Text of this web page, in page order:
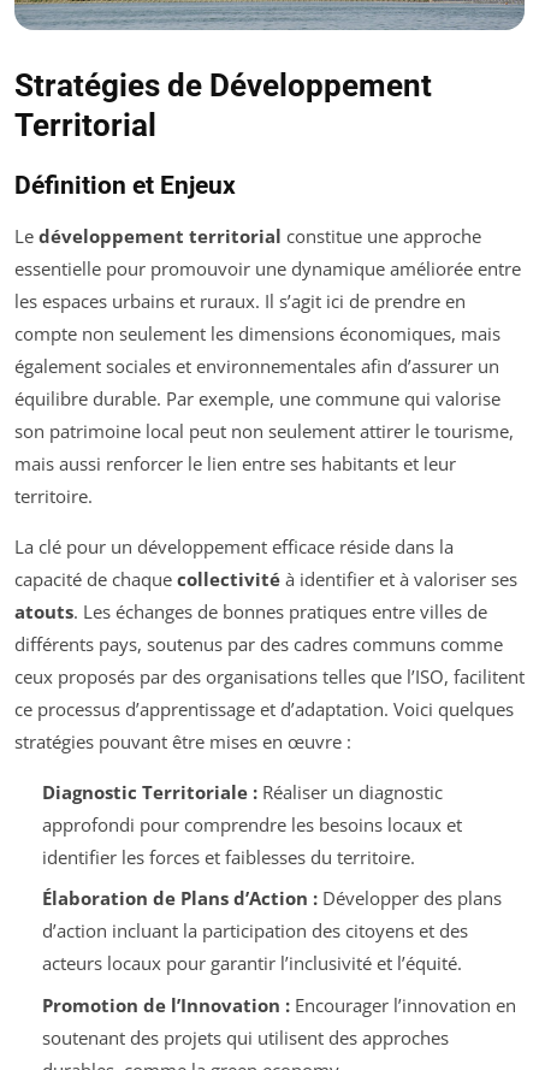
Stratégies de Développement
Territorial
Définition et Enjeux
Le développement territorial constitue une approche
essentielle pour promouvoir une dynamique améliorée entre
les espaces urbains et ruraux. Il s’agit ici de prendre en
compte non seulement les dimensions économiques, mais
également sociales et environnementales afin d’assurer un
équilibre durable. Par exemple, une commune qui valorise
son patrimoine local peut non seulement attirer le tourisme,
mais aussi renforcer le lien entre ses habitants et leur
territoire.
La clé pour un développement efficace réside dans la
capacité de chaque collectivité à identifier et à valoriser ses
atouts. Les échanges de bonnes pratiques entre villes de
différents pays, soutenus par des cadres communs comme
ceux proposés par des organisations telles que l’ISO, facilitent
ce processus d’apprentissage et d’adaptation. Voici quelques
stratégies pouvant être mises en œuvre :
Diagnostic Territoriale :Réaliser un diagnostic
approfondi pour comprendre les besoins locaux et
identifier les forces et faiblesses du territoire.
Élaboration de Plans d’Action :Développer des plans
d’action incluant la participation des citoyens et des
acteurs locaux pour garantir l’inclusivité et l’équité.
Promotion de l’Innovation :Encourager l’innovation en
soutenant des projets qui utilisent des approches